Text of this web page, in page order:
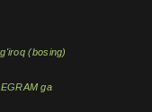
(bosing)
ga